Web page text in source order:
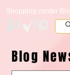
Shopping center
Blog